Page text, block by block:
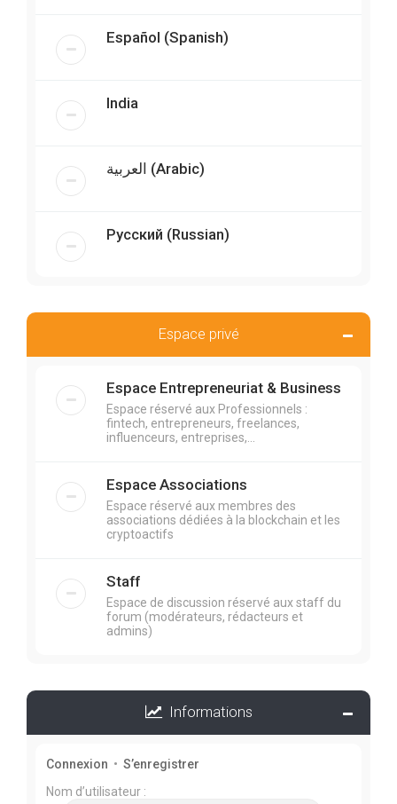
Español (Spanish)
India
العربية (Arabic)
Русский (Russian)
Espace privé
Espace Entrepreneuriat & Business
Espace réservé aux Professionnels :
fintech, entrepreneurs, freelances,
influenceurs, entreprises,...
Espace Associations
Espace réservé aux membres des
associations dédiées à la blockchain et les
cryptoactifs
Staff
Espace de discussion réservé aux staff du
forum (modérateurs, rédacteurs et
admins)
Informations
Connexion • S’enregistrer
Nom d’utilisateur :